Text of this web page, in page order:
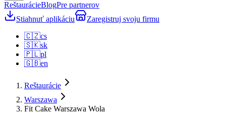
ReštaurácieBlogPre partnerov
Stiahnuť aplikáciu
Zaregistruj svoju firmu
🇨🇿cs
🇸🇰sk
🇵🇱pl
🇬🇧en
Reštaurácie
Warszawa
Fit Cake Warszawa Wola